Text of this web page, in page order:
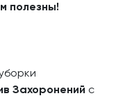
полезны!
Захоронений с